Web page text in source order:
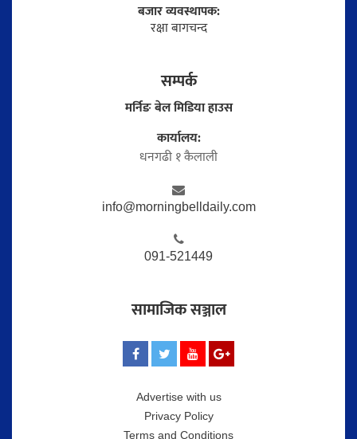
बजार व्यवस्थापक:
रक्षा बागचन्द
सम्पर्क
मर्निङ बेल मिडिया हाउस
कार्यालय:
धनगढी १ कैलाली
info@morningbelldaily.com
091-521449
सामाजिक सञ्जाल
Advertise with us
Privacy Policy
Terms and Conditions